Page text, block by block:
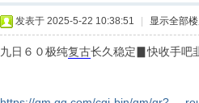
发表于 2025-5-22 10:38:51 显示全部
九日６０极纯复古长久稳定▊快收手吧